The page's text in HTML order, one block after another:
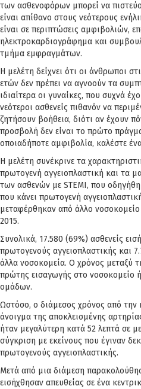
των ασθενοφόρων μπορεί να
είναι απίθανο στους νεότερους
είναι σε περιπτώσεις αμφιβολιών,
ηλεκτροκαρδιογράφημα και
τμήμα εμφραγμάτων.
Η μελέτη δείχνει ότι οι άνθρωποι
ετών δεν πρέπει να αγνοούν τα
ιδιαίτερα οι γυναίκες, που συχνά
νεότεροι ασθενείς πιθανόν να
ζητήσουν βοήθεια, διότι αν έχουν
προσβολή δεν είναι το πρώτο
οποιαδήποτε αμφιβολία, καλέστε
Η μελέτη συνέκρινε τα
πρωτογενή αγγειοπλαστική και τα
των ασθενών με STEMI, που
που κάνει πρωτογενή
μεταφέρθηκαν από άλλο νοσοκομείο
2015.
Συνολικά, 17.580 (69%) ασθενείς
πρωτογενούς αγγειοπλαστικής και
άλλα νοσοκομεία. Ο χρόνος μεταξύ
πρώτης εισαγωγής στο νοσοκομείο
ομάδων.
Ωστόσο, ο διάμεσος χρόνος από την
άνοιγμα της αποκλεισμένης
ήταν μεγαλύτερη κατά 52 λεπτά σε
σύγκριση με εκείνους που έγιναν
πρωτογενούς αγγειοπλαστικής.
Μετά από μια διάμεση
εισήχθησαν απευθείας σε ένα